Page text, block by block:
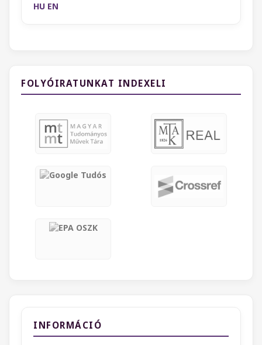
HU EN
FOLYÓIRATUNKAT INDEXELI
INFORMÁCIÓ